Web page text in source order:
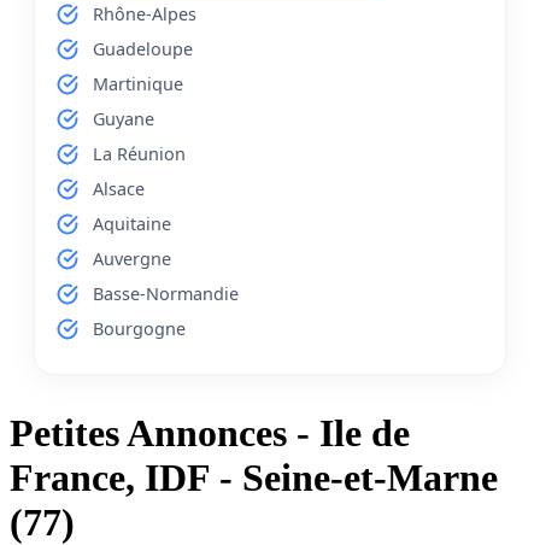
Rhône-Alpes
Guadeloupe
Martinique
Guyane
La Réunion
Alsace
Aquitaine
Auvergne
Basse-Normandie
Bourgogne
Petites Annonces - Ile de
France, IDF - Seine-et-Marne
(77)